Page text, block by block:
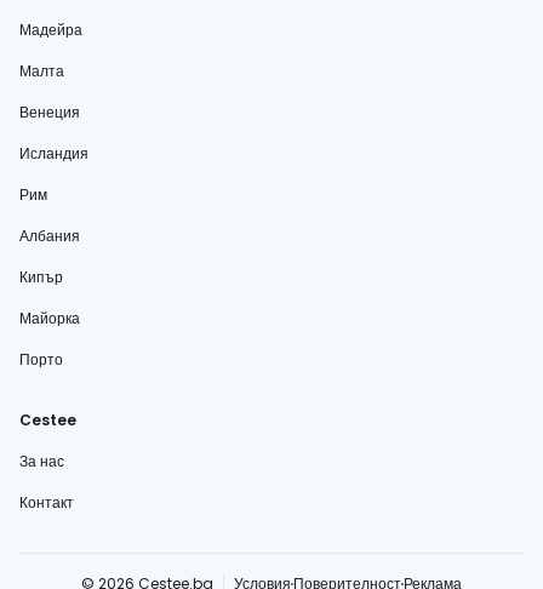
Мадейра
Малта
Венеция
Исландия
Рим
Албания
Кипър
Майорка
Порто
Cestee
За нас
Контакт
© 2026 Cestee.bg Условия ПоверителностРеклама